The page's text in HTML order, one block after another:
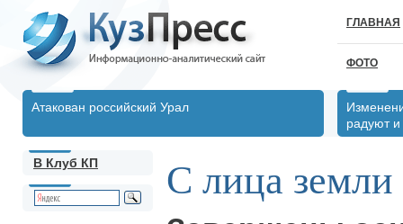
ГЛАВНАЯ
ФОТО
Атакован российский Урал
радуют и
В Клуб КП С лица земли